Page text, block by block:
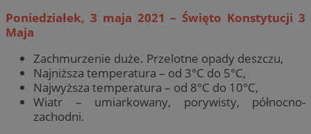
Poniedziałek, 3 maja 2021 – Święto Konstytucji 3
Maja
Zachmurzenie duże. Przelotne opady deszczu,
Najniższa temperatura – od 3°C do 5°C,
Najwyższa temperatura – od 8°C do 10°C,
Wiatr – umiarkowany, porywisty, północno-
zachodni.